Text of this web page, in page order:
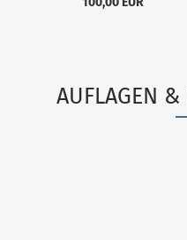
AUFLAGEN &